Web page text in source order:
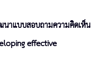
นาแบบสอบถามความคิดเห็น
effective